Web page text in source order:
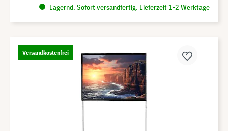
Lagernd. Sofort versandfertig. Lieferzeit 1-2 Werktage
Versandkostenfrei